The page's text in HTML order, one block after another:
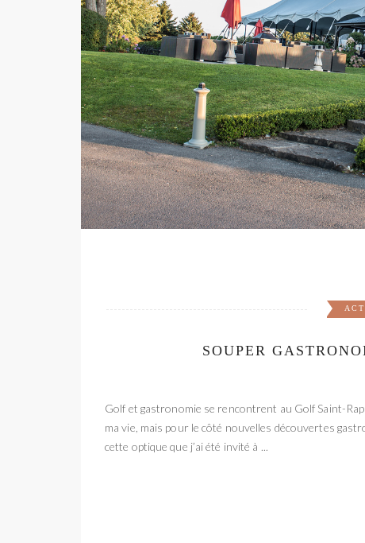
SOUPER
Golf et gastronomie se rencontrent au Golf Saint-
ma vie, mais pour le côté nouvelles découvertes
cette optique que j’ai été invité à ...